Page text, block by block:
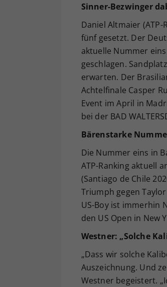
Sinner-Bezwinger
Daniel Altmaier
fünf gesetzt. Der
aktuelle Nummer
geschlagen.
erwarten. Der
Achtelfinale Casper
Event im April in
bei der BAD
Bärenstarke
Die Nummer eins in
ATP-Ranking aktuell
(Santiago de Chile
Triumph gegen
US-Boy ist immerhin
den US Open in New
Westner: „Solche
„Dass wir solche
Auszeichnung. Und
Westner begeistert.